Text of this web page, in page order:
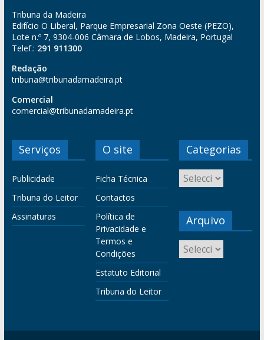
Tribuna da Madeira
Edifício O Liberal, Parque Empresarial Zona Oeste (PEZO),
Lote n.º 7, 9304-006 Câmara de Lobos, Madeira, Portugal
Telef.: 291 911300
Redação
tribuna@tribunadamadeira.pt
Comercial
comercial@tribunadamadeira.pt
Serviços
Publicidade
Tribuna do Leitor
Assinaturas
O site
Ficha Técnica
Contactos
Política de
Privacidade e
Termos e
Condições
Estatuto Editorial
Tribuna do Leitor
Categorias
Arquivo